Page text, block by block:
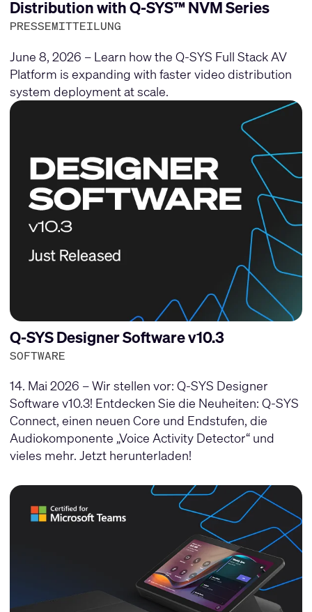
Distribution with Q-SYS™ NVM Series
PRESSEMITTEILUNG
June 8, 2026 – Learn how the Q-SYS Full Stack AV
Platform is expanding with faster video distribution
system deployment at scale.
Q-SYS Designer Software v10.3
SOFTWARE
14. Mai 2026 – Wir stellen vor: Q-SYS Designer
Software v10.3! Entdecken Sie die Neuheiten: Q-SYS
Connect, einen neuen Core und Endstufen, die
Audiokomponente „Voice Activity Detector“ und
vieles mehr. Jetzt herunterladen!